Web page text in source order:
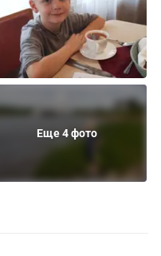
Еще 4 фото